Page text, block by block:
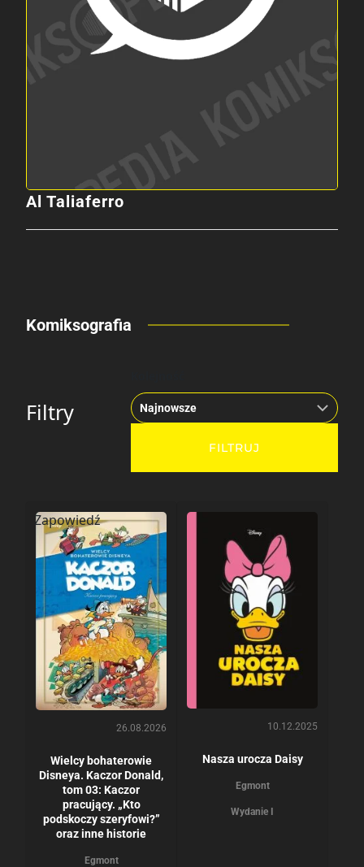
Al Taliaferro
Komiksografia
Filtry
Zapowiedź
26.08.2026
Wielcy bohaterowie
Disneya. Kaczor Donald,
tom 03: Kaczor
pracujący. „Kto
podskoczy szeryfowi?”
oraz inne historie
Egmont
10.12.2025
Nasza urocza Daisy
Egmont
Wydanie I